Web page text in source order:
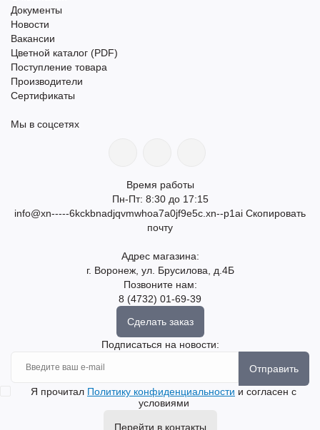
Документы
Новости
Вакансии
Цветной каталог (PDF)
Поступление товара
Производители
Сертификаты
Мы в соцсетях
Время работы
Пн-Пт: 8:30 до 17:15
info@xn-----6kckbnadjqvmwhoa7a0jf9e5c.xn--p1ai Скопировать
почту
Адрес магазина:
г. Воронеж, ул. Брусилова, д.4Б
Позвоните нам:
8 (4732) 01-69-39
Сделать заказ
Подписаться на новости:
Отправить
Я прочитал Политику конфиденциальности и согласен с
условиями
Перейти в контакты